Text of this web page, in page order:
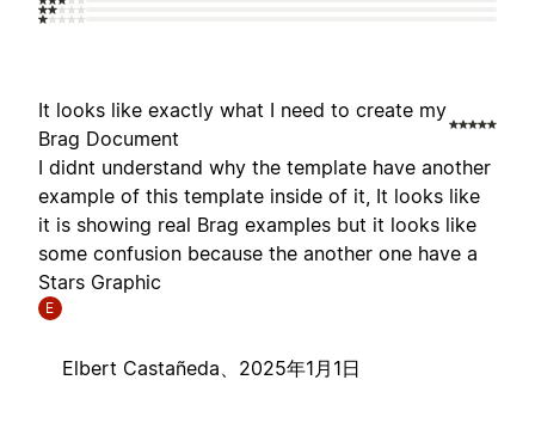
It looks like exactly what I need to create my
Brag Document
I didnt understand why the template have another
example of this template inside of it, It looks like
it is showing real Brag examples but it looks like
some confusion because the another one have a
Stars Graphic
E
Elbert Castañeda、 2025年1月1日